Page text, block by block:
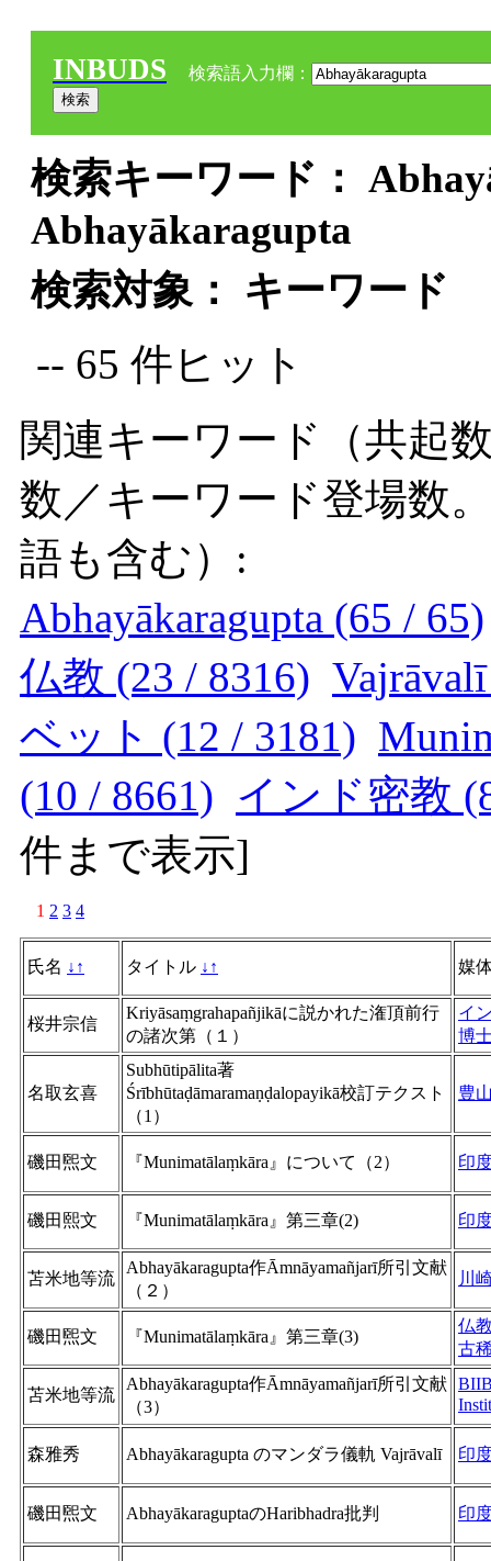
INBUDS 検索語入力欄：
検索キーワード：
Abhayākaragupta
検索対象： キーワード
-- 65 件ヒット
関連キーワード（共起
数／キーワード登場数
語も含む）:
Abhayākaragupta (65 / 65)
仏教 (23 / 8316)
ベット (12 / 3181)
(10 / 8661) インド密教
件まで表示]
1 2 3 4
氏名 ↓ ↑ タイトル ↓ ↑ 媒
桜井宗信
Kriyāsaṃgrahapañjikāに説かれた潅頂前行
の諸次第（１）
イ
博
名取玄喜
Subhūtipālita著
Śrībhūtaḍāmaramaṇḍalopayikā校訂テクスト
（1）
豊
磯田煕文 『Munimatālaṃkāra』について（2） 印
磯田熙文 『Munimatālaṃkāra』第三章(2) 印
苫米地等流
Abhayākaragupta作Āmnāyamañjarī所引文献
（２）
川
磯田煕文 『Munimatālaṃkāra』第三章(3)
仏
古
苫米地等流
Abhayākaragupta作Āmnāyamañjarī所引文献
（3）
森雅秀 Abhayākaragupta のマンダラ儀軌 Vajrāvalī 印
磯田煕文 AbhayākaraguptaのHaribhadra批判 印